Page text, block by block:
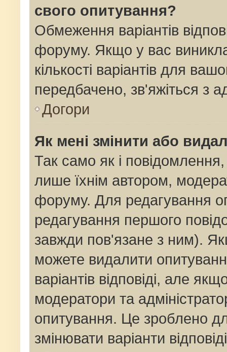
свого опитування?
Обмеження варіантів
форуму. Якщо у вас виникла
кількості варіантів для
передбачено, зв'яжіться з
Догори
Як мені змінити або
Так само як і
лише їхнім автором,
форуму. Для редагування
редагування першого
завжди пов'язане з ним).
можете видалити
варіантів відповіді, але
модератори та
опитування. Це зроблено
змінювати варіанти